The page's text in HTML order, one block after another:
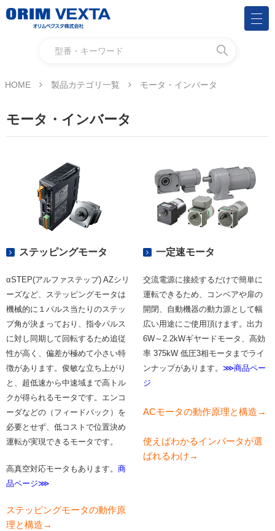
HOME 製品カテゴリ一覧 モータ・インバータ
モータ・インバータ
ステッピングモータ
αSTEP(アルファステップ) AZシリ
ーズなど、ステッピングモータは
機械的に１パルス当たりのステッ
プ角が決まっており、指令パルス
に対し同期して回転するため追従
性が高く、偏差が極めて小さい特
徴があります。俊敏な立ち上がり
と、超低速から中速域まで高トル
クが得られるモータです。エンコ
ーダなどの（フィードバック）を
必要とせず、低コストで位置決め
運転が実現できるモータです。
高真空対応モータもあります。 商
品ページ⋙
ステッピングモータの動作原
理と構造→
一定速モータ
交流電源に接続するだけで簡単に
運転できるため、コンベアや扉の
開閉、自動機器の動力源として幅
広い用途にご使用頂けます。出力
6W～2.2kWギヤードモータ、高効
率 375kW 低圧3相モータまでライ
ンナップがあります。 ⋙商品ペー
ジ
ACモータの動作原理と構造→
使えばわかるインバータが選
ばれるわけ→